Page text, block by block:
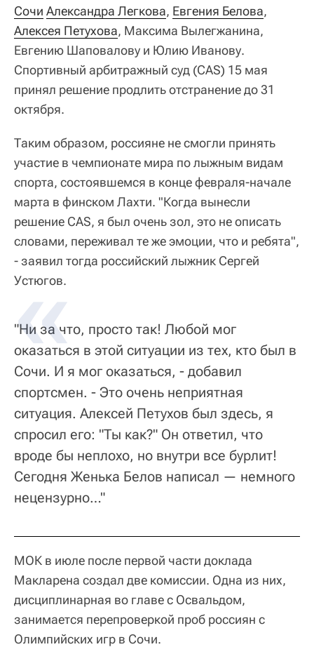
Сочи Александра Легкова, Евгения Белова,
Алексея Петухова, Максима Вылегжанина,
Евгению Шаповалову и Юлию Иванову.
Спортивный арбитражный суд (CAS) 15 мая
принял решение продлить отстранение до 31
октября.
Таким образом, россияне не смогли принять
участие в чемпионате мира по лыжным видам
спорта, состоявшемся в конце февраля-начале
марта в финском Лахти. "Когда вынесли
решение CAS, я был очень зол, это не описать
словами, переживал те же эмоции, что и ребята",
- заявил тогда российский лыжник Сергей
Устюгов.
"Ни за что, просто так! Любой мог
оказаться в этой ситуации из тех, кто был в
Сочи. И я мог оказаться, - добавил
спортсмен. - Это очень неприятная
ситуация. Алексей Петухов был здесь, я
спросил его: "Ты как?" Он ответил, что
вроде бы неплохо, но внутри все бурлит!
Сегодня Женька Белов написал — немного
нецензурно…"
МОК в июле после первой части доклада
Макларена создал две комиссии. Одна из них,
дисциплинарная во главе с Освальдом,
занимается перепроверкой проб россиян с
Олимпийских игр в Сочи.